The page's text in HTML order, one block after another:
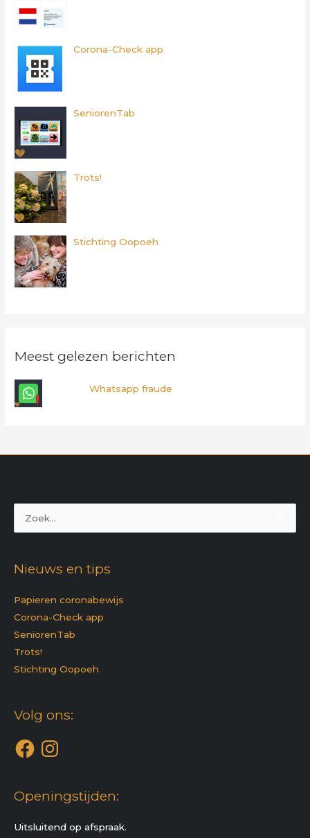
Corona-Check app
SeniorenTab
Trots!
Stichting Oopoeh
Meest gelezen berichten
Whatsapp fraude
Zoek
Nieuws en tips
Papieren coronabewijs
Corona-Check app
SeniorenTab
Trots!
Stichting Oopoeh
Volg ons:
Facebook
Openingstijden:
Uitsluitend op afspraak.